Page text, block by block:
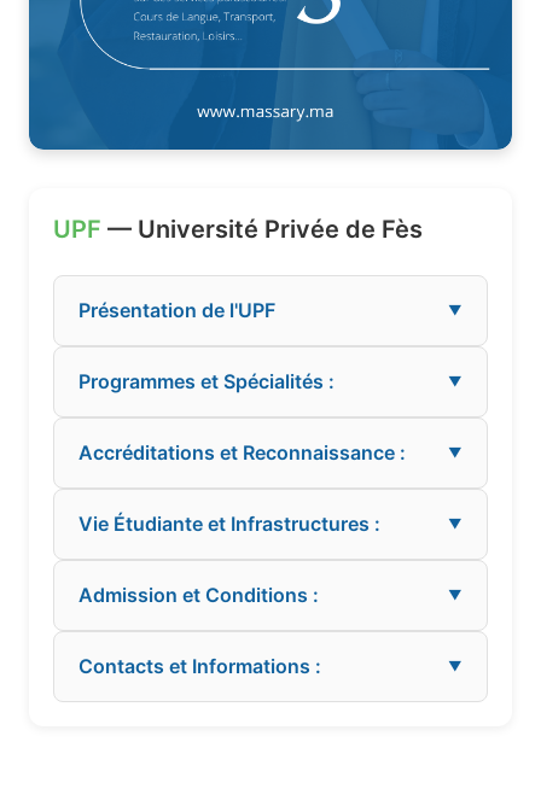
UPF — Université Privée de Fès
Présentation de l'UPF ▼
Programmes et Spécialités : ▼
Accréditations et Reconnaissance : ▼
Vie Étudiante et Infrastructures : ▼
Admission et Conditions : ▼
Contacts et Informations : ▼